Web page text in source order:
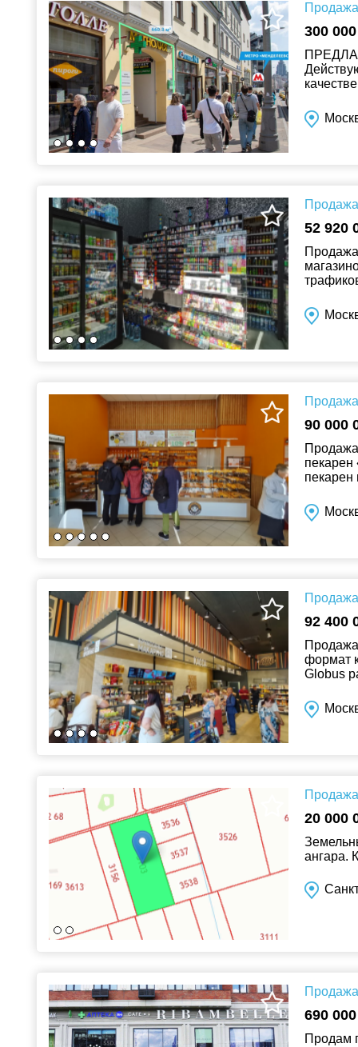
300
52 920
Продажа
90 000
пекарен
пекарен
92 400
формат
Globus
20 000
ангара.
690
Продам